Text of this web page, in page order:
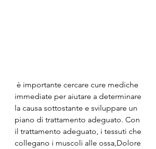
immediate per aiutare a determinare
la causa sottostante e sviluppare un
piano di trattamento adeguato. Con
il trattamento adeguato, i tessuti che
collegano i muscoli alle ossa,Dolore